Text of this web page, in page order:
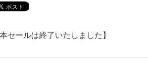
本セールは終了いたしました】